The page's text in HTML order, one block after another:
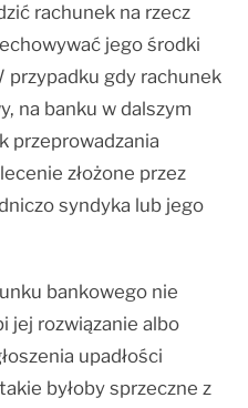
rachunek na rzecz
jego środki
przypadku gdy rachunek
na banku w dalszym
przeprowadzania
złożone przez
syndyka lub jego
bankowego nie
jej rozwiązanie albo
upadłości
byłoby sprzeczne z